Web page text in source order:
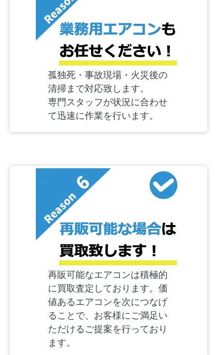
孤独死・事故現場・火災後の
清掃まで対応致します。
専門スタッフが状況に合わせ
て迅速に作業を行います。
再販可能なエアコンは積極的
に買取査定しております。価
値あるエアコンを次につなげ
ることで、お客様にご満足い
ただけるご提案を行っており
ます。